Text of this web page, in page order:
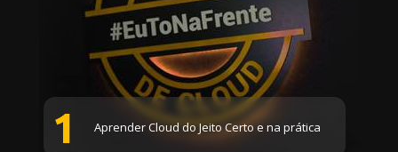
1 Aprender Cloud do Jeito Certo e na prática